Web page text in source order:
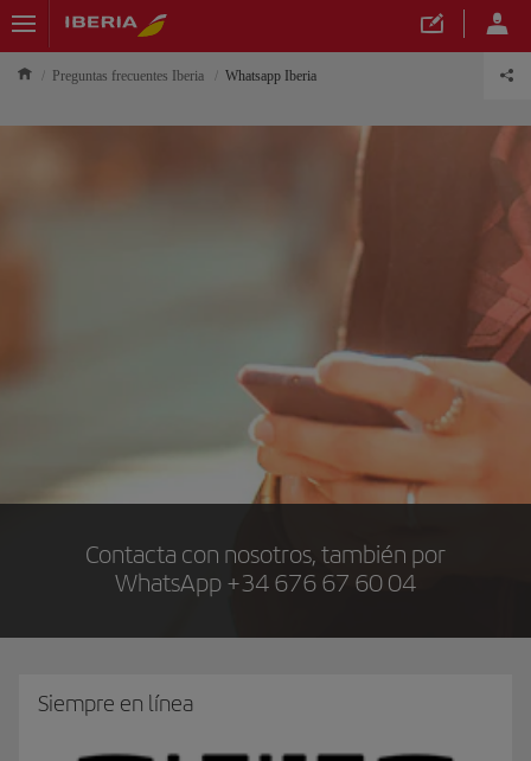
Preguntas frecuentes Iberia Whatsapp Iberia
Contacta con nosotros, también por
WhatsApp +34 676 67 60 04
Siempre en línea